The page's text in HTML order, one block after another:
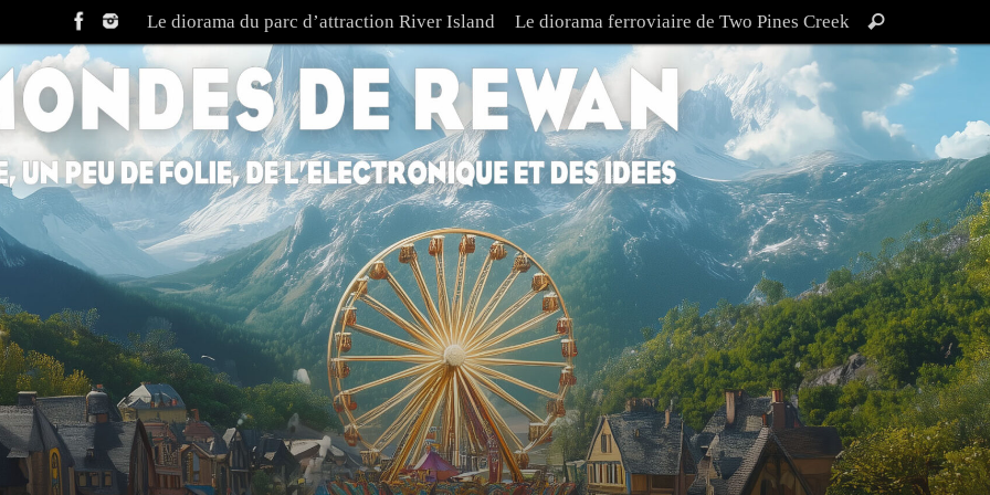
Le diorama du parc d’attraction River Island Le diorama ferroviaire de Two Pines Creek
pour
Rechercher